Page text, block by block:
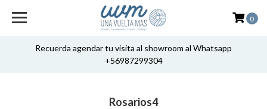
Recuerda agendar tu visita al showroom al Whatsapp
+56987299304
0
Rosarios4